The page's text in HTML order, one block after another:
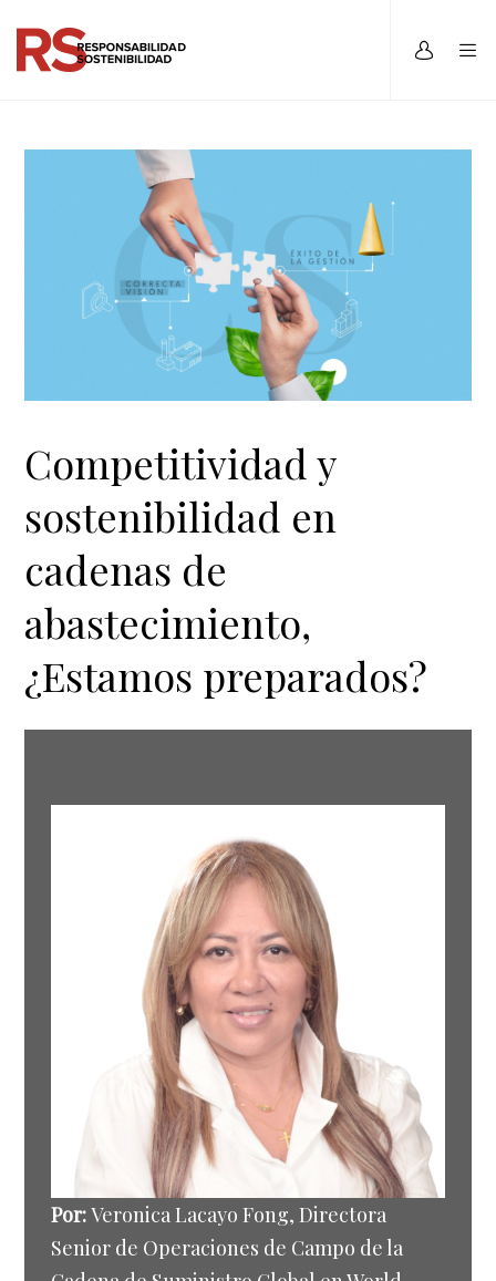
Competitividad y
sostenibilidad en
cadenas de
abastecimiento,
¿Estamos preparados?
Por:Veronica Lacayo Fong, Directora
Senior de Operaciones de Campo de la